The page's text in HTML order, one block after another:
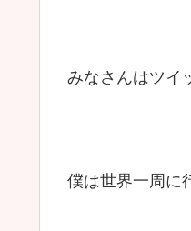
みなさんはツイ
僕は世界一周に